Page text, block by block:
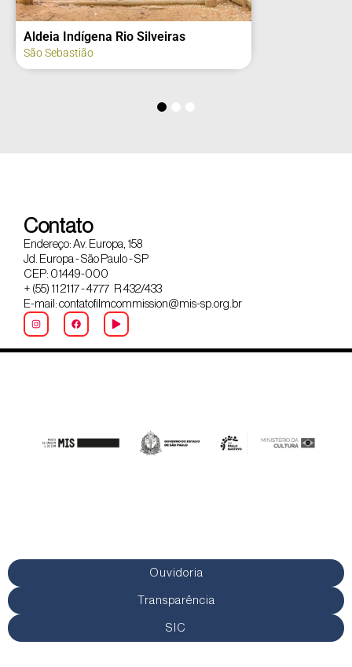
Aldeia Indígena Rio Silveiras
São Sebastião
Contato
Endereço: Av. Europa, 158
Jd. Europa - São Paulo - SP
CEP: 01449-000
+ (55) 11 2117 - 4777 R 432/433
E-mail: contatofilmcommission@mis-sp.org.br
Ouvidoria
Transparência
SIC